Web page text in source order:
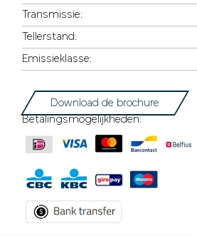
Transmissie:
Tellerstand:
Emissieklasse:
Download de brochure
Betalingsmogelijkheden: